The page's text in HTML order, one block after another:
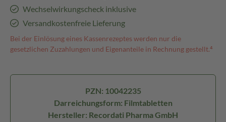
Wechselwirkungscheck inklusive
Versandkostenfreie Lieferung
Bei der Einlösung eines Kassenrezeptes werden nur die
gesetzlichen Zuzahlungen und Eigenanteile in Rechnung gestellt.⁴
PZN: 10042235
Darreichungsform: Filmtabletten
Hersteller: Recordati Pharma GmbH